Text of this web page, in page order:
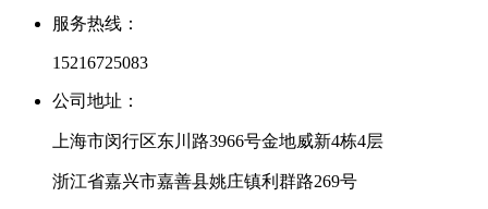
服务热线：
15216725083
公司地址：
上海市闵行区东川路3966号金地威新4栋4层
浙江省嘉兴市嘉善县姚庄镇利群路269号